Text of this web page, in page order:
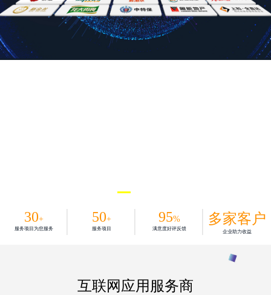
30+
服务项目为您服务
50+
服务项目
95%
满意度好评反馈
多家客户
企业助力收益
互联网应用服务商